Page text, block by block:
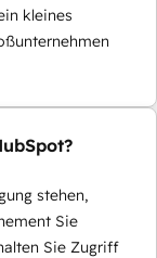
kleines
stehen,
Sie
Sie Zugriff